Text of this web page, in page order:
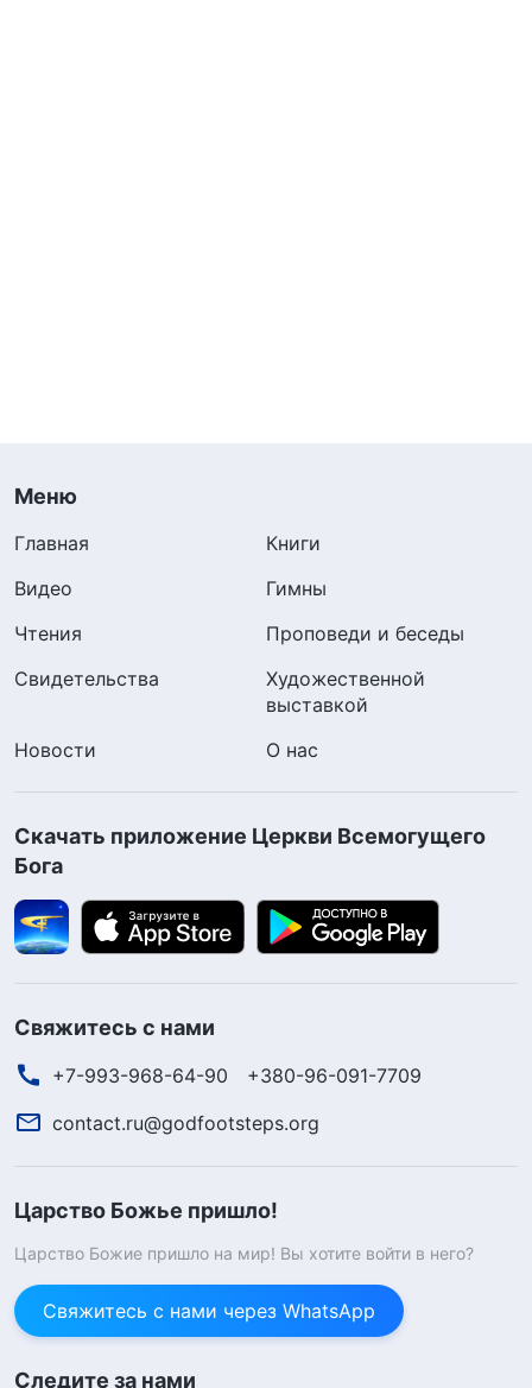
Меню
Главная
Книги
Видео
Гимны
Чтения
Проповеди и беседы
Свидетельства
Художественной
выставкой
Новости
О нас
Скачать приложение Церкви Всемогущего
Бога
Свяжитесь с нами
+7-993-968-64-90
+380-96-091-7709
contact.ru@godfootsteps.org
Царство Божье пришло!
Царство Божие пришло на мир! Вы хотите войти в него?
Свяжитесь с нами через WhatsApp
Следите за нами